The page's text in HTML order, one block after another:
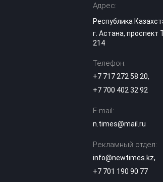
Адрес:
Республика
г. Астана, проспект
214
Телефон:
+7 717 272 58 20,
+7 700 402 32 92
E-mail:
n.times@mail.ru
Рекламный отдел:
info@newtimes.kz,
+7 701 190 90 77